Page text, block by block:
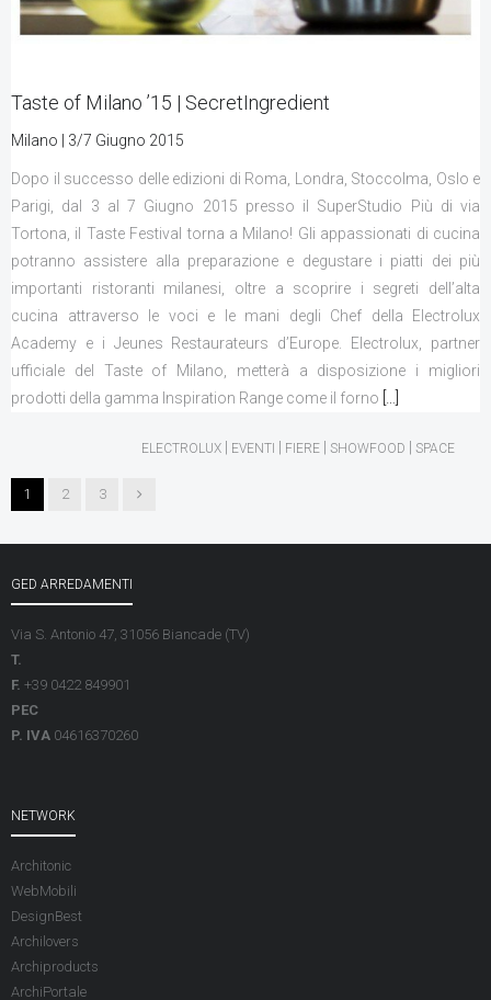
Taste of Milano ’15 | SecretIngredient
Milano | 3/7 Giugno 2015
Dopo il successo delle edizioni di Roma, Londra, Stoccolma, Oslo e
Parigi, dal 3 al 7 Giugno 2015 presso il SuperStudio Più di via
Tortona, il Taste Festival torna a Milano! Gli appassionati di cucina
potranno assistere alla preparazione e degustare i piatti dei più
importanti ristoranti milanesi, oltre a scoprire i segreti dell’alta
cucina attraverso le voci e le mani degli Chef della Electrolux
Academy e i Jeunes Restaurateurs d’Europe. Electrolux, partner
ufficiale del Taste of Milano, metterà a disposizione i migliori
prodotti della gamma Inspiration Range come il forno
ELECTROLUX | EVENTI | FIERE | SHOWFOOD | SPACE
1 2 3
GED ARREDAMENTI
Via S. Antonio 47, 31056 Biancade (TV)
T.
F. +39 0422 849901
PEC
P. IVA 04616370260
NETWORK
Architonic
WebMobili
DesignBest
Archilovers
Archiproducts
ArchiPortale